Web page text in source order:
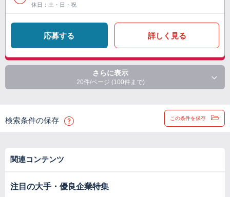
休日：土・日・祝
応募する 詳しく見る
さらに表示
20件/ページ (100件まで)
検索条件の保存 この条件を保存
関連コンテンツ
注目の大手・優良企業特集